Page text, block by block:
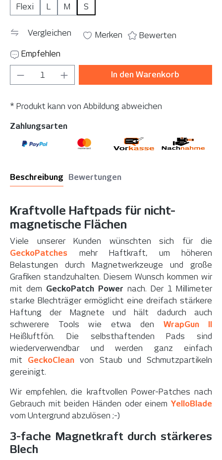
Flexi
L M S
Vergleichen Merken
Bewerten
Empfehlen
Produkt Anzahl: Gib den gewünschten
In den Warenkorb
* Produkt kann von Abbildung abweichen
Zahlungsarten
Beschreibung Bewertungen
Kraftvolle Haftpads für nicht-
magnetische Flächen
Viele unserer Kunden wünschten sich für die
GeckoPatches mehr Haftkraft, um höheren
Belastungen durch Magnetwerkzeuge und große
Grafiken standzuhalten. Diesem Wunsch kommen wir
mit dem GeckoPatch Power nach. Der 1 Millimeter
starke Blechträger ermöglicht eine dreifach stärkere
Haftung der Magnete und hält dadurch auch
schwerere Tools wie etwa den WrapGun II
Heißluftfön. Die selbsthaftenden Pads sind
wiederverwendbar und werden ganz einfach
mit GeckoClean von Staub und Schmutzpartikeln
gereinigt.
Wir empfehlen, die kraftvollen Power-Patches nach
Gebrauch mit beiden Händen oder einem YelloBlade
vom Untergrund abzulösen ;-)
3-fache Magnetkraft durch stärkeres
Blech